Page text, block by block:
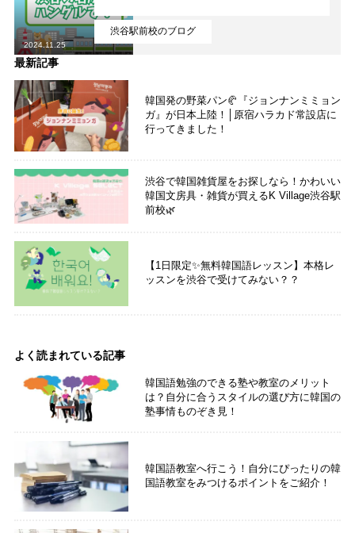
渋谷駅前校のブログ
2024.11.25
最新記事
韓国発の野菜パン🥐『ジョンナンミミョン
ガ』が日本上陸！│原宿ハラカド常設店に
行ってきました！
渋谷で韓国雑貨屋をお探しなら！かわいい
韓国文房具・雑貨が買えるK Village渋谷駅
前校🌿
【1日限定✨無料韓国語レッスン】本格レ
ッスンを渋谷で受けてみない？？
よく読まれている記事
韓国語勉強のできる塾や教室のメリット
は？自分に合うスタイルの選び方に韓国の
塾事情ものぞき見！
韓国語教室へ行こう！自分にぴったりの韓
国語教室をみつけるポイントをご紹介！